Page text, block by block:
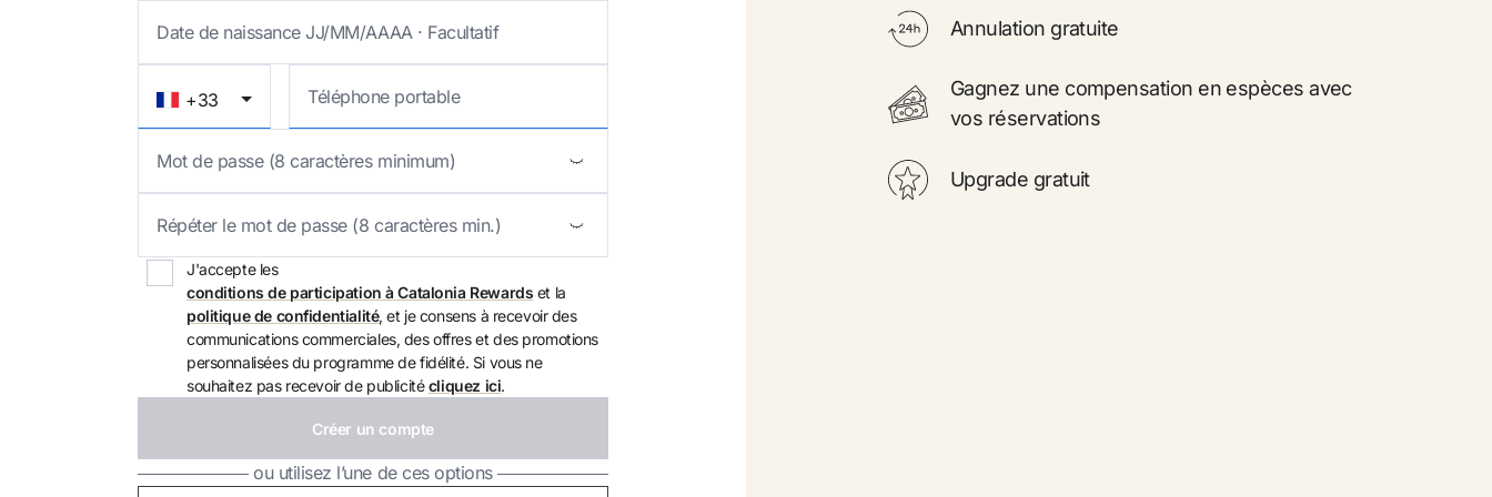
Connexion par adresse électronique uniquement
Annulation gratuite
Gagnez une compensation en espèces avec
vos réservations
Upgrade gratuit
+33
J'accepte les
conditions de participation à Catalonia Rewards et la
politique de confidentialité, et je consens à recevoir des
communications commerciales, des offres et des promotions
personnalisées du programme de fidélité. Si vous ne
souhaitez pas recevoir de publicité cliquez ici.
Créer un compte
ou utilisez l’une de ces options
Annulation gratuite
Gagnez une compensation en espèces avec
vos réservations
Upgrade gratuit